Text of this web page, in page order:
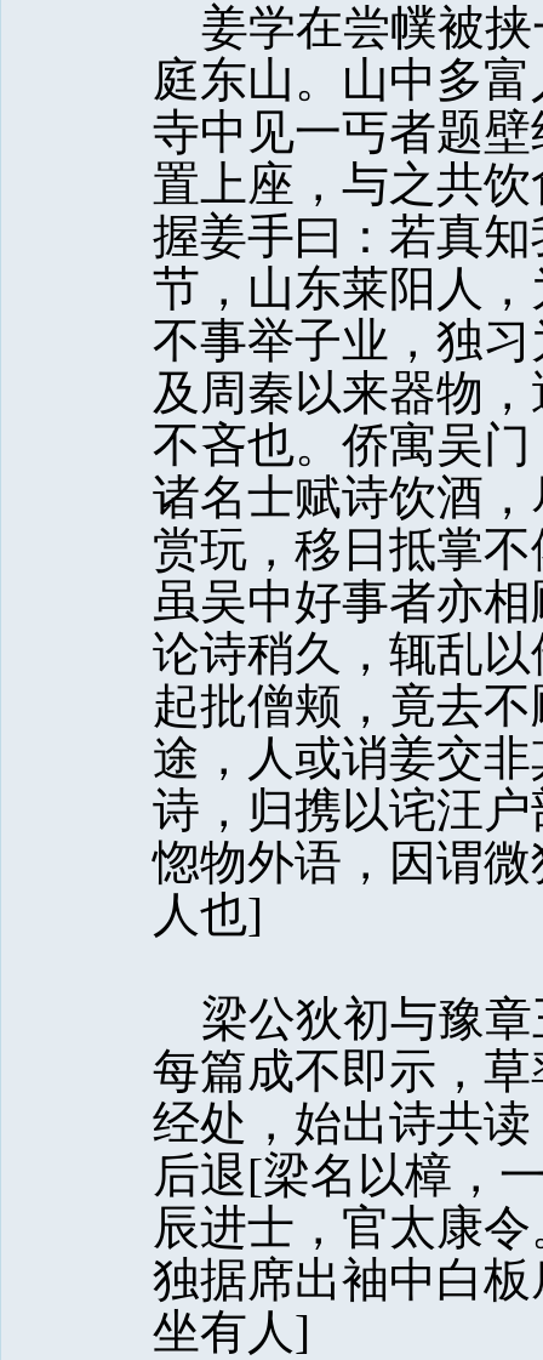
姜学在尝幞被挟
庭东山。山中多
寺中见一丐者题
置上座，与之共
握姜手曰：若真
节，山东莱阳人
不事举子业，独
及周秦以来器物
不吝也。侨寓吴
诸名士赋诗饮酒
赏玩，移日抵掌
虽吴中好事者亦
论诗稍久，辄乱
起批僧颊，竟去
途，人或诮姜交
诗，归携以诧汪
惚物外语，因谓
人也]
梁公狄初与豫章
每篇成不即示，
经处，始出诗共
后退[梁名以樟，
辰进士，官太康
独据席出袖中白
坐有人]